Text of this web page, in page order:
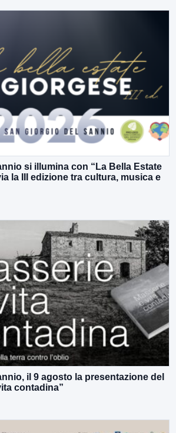
si illumina con “La Bella Estate
la III edizione tra cultura, musica e
il 9 agosto la presentazione del
contadina”